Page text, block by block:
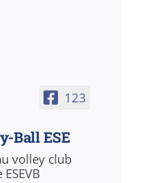
123
Ball ESE
volley club